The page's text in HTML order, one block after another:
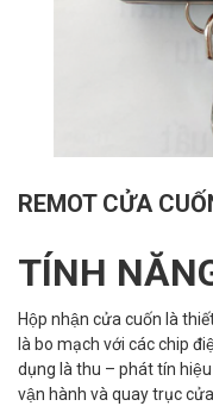
REMOT CỬA
TÍNH
Hộp nhận cửa cuốn là
là bo mạch với các chip
dụng là thu – phát tín
vận hành và quay trục